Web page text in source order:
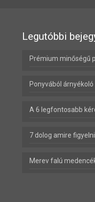
Legutóbbi
Prémium minőségű
Ponyvából árnyékoló
A 6 legfontosabb
7 dolog amire
Merev falú